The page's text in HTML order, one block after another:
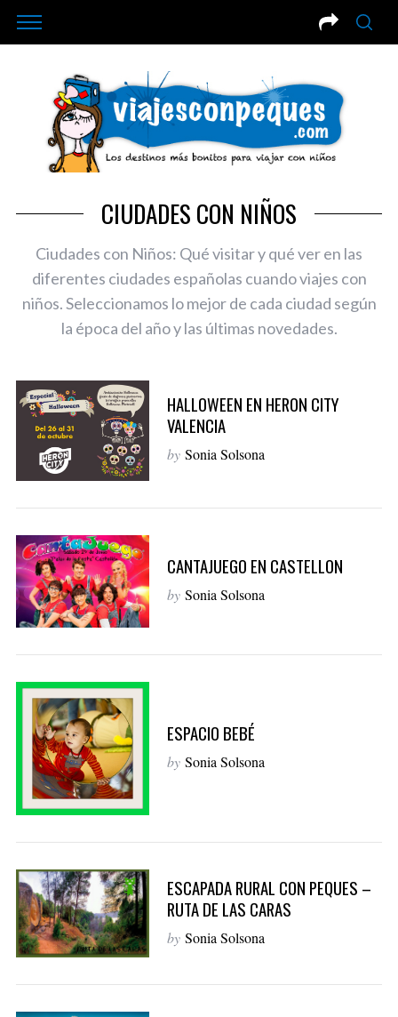
CIUDADES CON NIÑOS
Ciudades con Niños: Qué visitar y qué ver en las
diferentes ciudades españolas cuando viajes con
niños. Seleccionamos lo mejor de cada ciudad según
la época del año y las últimas novedades.
HALLOWEEN EN HERON CITY
VALENCIA
by Sonia Solsona
CANTAJUEGO EN CASTELLON
by Sonia Solsona
ESPACIO BEBÉ
by Sonia Solsona
ESCAPADA RURAL CON PEQUES –
RUTA DE LAS CARAS
by Sonia Solsona